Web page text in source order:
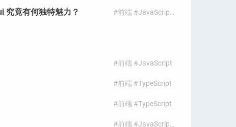
究竟有何独特魅力？ #前端 #JavaScript #shadcn-ui
#前端 #JavaScript
#前端 #TypeScript
#前端 #TypeScript
#前端 #JavaScript #axios